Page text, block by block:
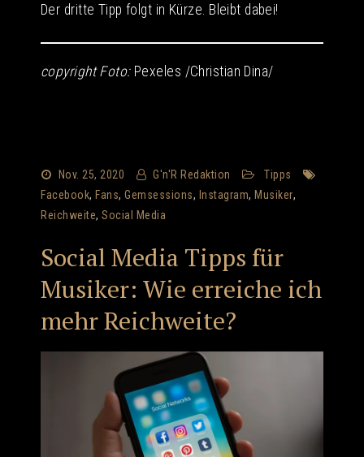
Der dritte Tipp folgt in Kürze. Bleibt dabei!
copyright Foto:Pexeles /Christian Dina/
Nov. 25, 2020 G'n'R Redaktion
Tipps
Facebook, Fans, Gemsessions, Instagram, Musiker,
Reichweite, Social Media
Social Media Tipps für
Musiker: Wie erreiche ich
mehr Reichweite?